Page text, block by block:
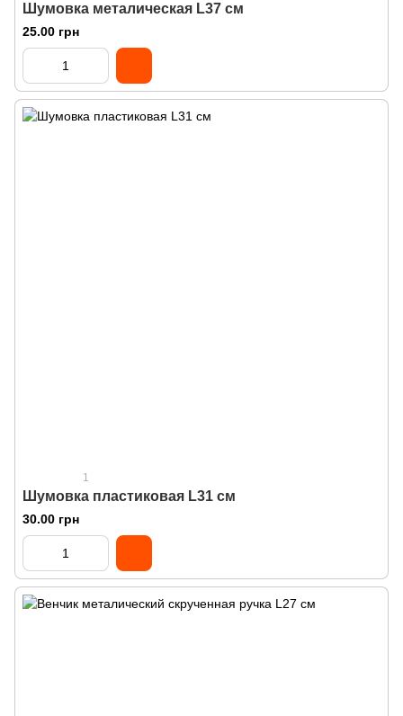
Шумовка металическая L37 см
25.00 грн
1
Шумовка пластиковая L31 см
30.00 грн